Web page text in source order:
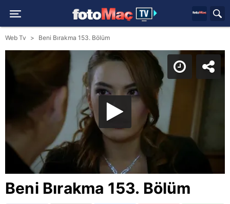
Web Tv Beni Bırakma 153. Bölüm
Beni Bırakma 153. Bölüm